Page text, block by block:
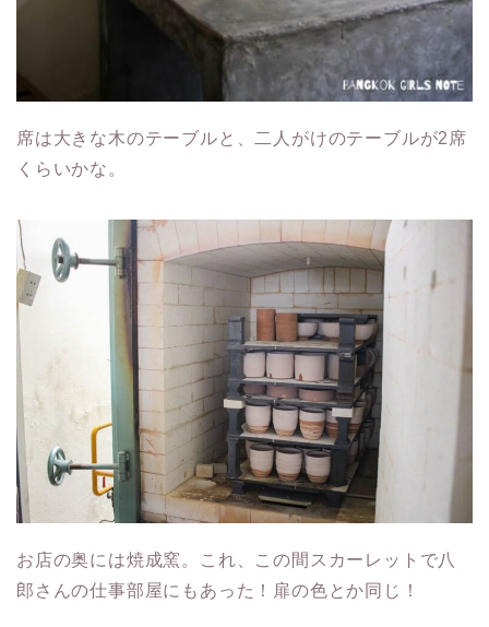
席は大きな木のテーブルと、二人がけのテーブルが2席
くらいかな。
お店の奥には焼成窯。これ、この間スカーレットで八
郎さんの仕事部屋にもあった！扉の色とか同じ！